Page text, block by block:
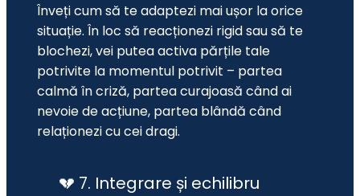
Înveți cum să te adaptezi mai ușor la orice
situație. În loc să reacționezi rigid sau să te
blochezi, vei putea activa părțile tale
potrivite la momentul potrivit – partea
calmă în criză, partea curajoasă când ai
nevoie de acțiune, partea blândă când
relaționezi cu cei dragi.
💔 7. Integrare și echilibru